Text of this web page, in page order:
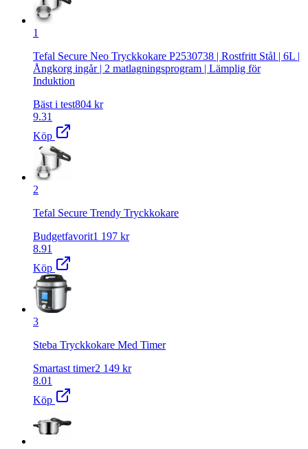
1
Tefal Secure Neo Tryckkokare P2530738 | Rostfritt Stål | 6L |
Ångkorg ingår | 2 matlagningsprogram | Lämplig för
Induktion
Bäst i test804 kr
9.31
Köp
2
Tefal Secure Trendy Tryckkokare
Budgetfavorit1 197 kr
8.91
Köp
3
Steba Tryckkokare Med Timer
Smartast timer2 149 kr
8.01
Köp